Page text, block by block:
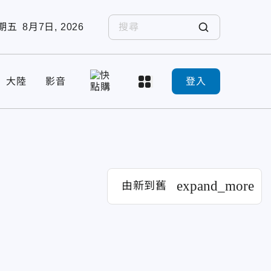
五 8月7日, 2026
大陸 影音 登入
由新到舊 expand_more